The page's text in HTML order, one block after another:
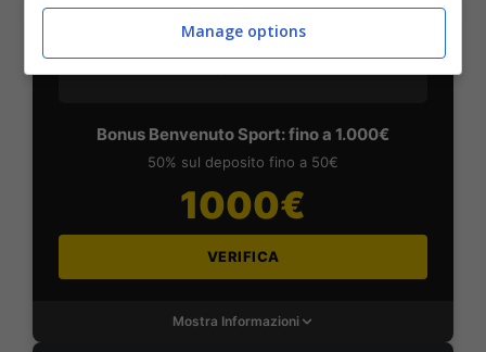
SNAI
Bonus Benvenuto Sport: fino a 1.000€
50% sul deposito fino a 50€
1000€
VERIFICA
Mostra Informazioni
Manage options